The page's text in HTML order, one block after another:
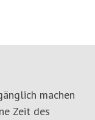
machen
Zeit des